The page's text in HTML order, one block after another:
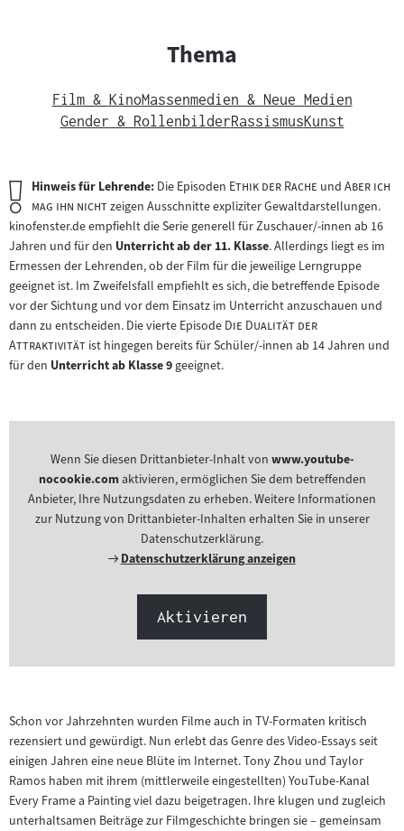
Thema
Film & KinoMassenmedien & Neue Medien
Gender & RollenbilderRassismusKunst
Wichtiger
Hinweis:
Hinweis für Lehrende: Die Episoden "Ethik der Rache "und "
Aber ich
mag ihn nicht"zeigen Ausschnitte expliziter Gewaltdarstellungen.
kinofenster.de empfiehlt die Serie generell für Zuschauer/-innen ab 16
Jahren und für den Unterricht ab der 11. Klasse. Allerdings liegt es im
Ermessen der Lehrenden, ob der Film für die jeweilige Lerngruppe
geeignet ist. Im Zweifelsfall empfiehlt es sich, die betreffende Episode
vor der Sichtung und vor dem Einsatz im Unterricht anzuschauen und
dann zu entscheiden. Die vierte Episode "Die Dualität der
Attraktivität"ist hingegen bereits für Schüler/-innen ab 14 Jahren und
für den Unterricht ab Klasse 9geeignet.
Wenn Sie diesen Drittanbieter-Inhalt von www.youtube-
nocookie.comaktivieren, ermöglichen Sie dem betreffenden
Anbieter, Ihre Nutzungsdaten zu erheben. Weitere Informationen
zur Nutzung von Drittanbieter-Inhalten erhalten Sie in unserer
Datenschutzerklärung.
Externer
Datenschutzerklärung anzeigen
Aktivieren
Schon vor Jahrzehnten wurden Filme auch in TV-Formaten kritisch
rezensiert und gewürdigt. Nun erlebt das Genre des Video-Essays seit
einigen Jahren eine neue Blüte im Internet. Tony Zhou und Taylor
Ramos haben mit ihrem (mittlerweile eingestellten) YouTube-Kanal
Every Frame a Painting viel dazu beigetragen. Ihre klugen und zugleich
unterhaltsamen Beiträge zur Filmgeschichte bringen sie – gemeinsam